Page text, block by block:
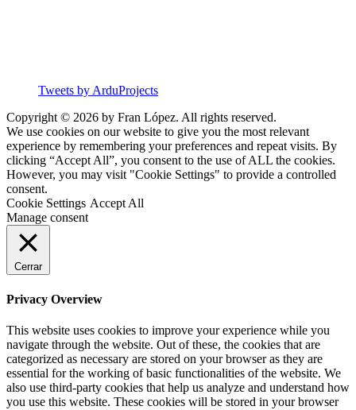
Tweets by ArduProjects
Copyright © 2026 by Fran López. All rights reserved.
We use cookies on our website to give you the most relevant
experience by remembering your preferences and repeat visits. By
clicking “Accept All”, you consent to the use of ALL the cookies.
However, you may visit "Cookie Settings" to provide a controlled
consent.
Cookie Settings Accept All
Manage consent
Cerrar
Privacy Overview
This website uses cookies to improve your experience while you
navigate through the website. Out of these, the cookies that are
categorized as necessary are stored on your browser as they are
essential for the working of basic functionalities of the website. We
also use third-party cookies that help us analyze and understand how
you use this website. These cookies will be stored in your browser